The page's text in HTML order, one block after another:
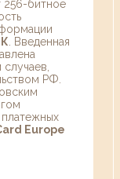
256-битное
. Введенная
РФ.
Europe